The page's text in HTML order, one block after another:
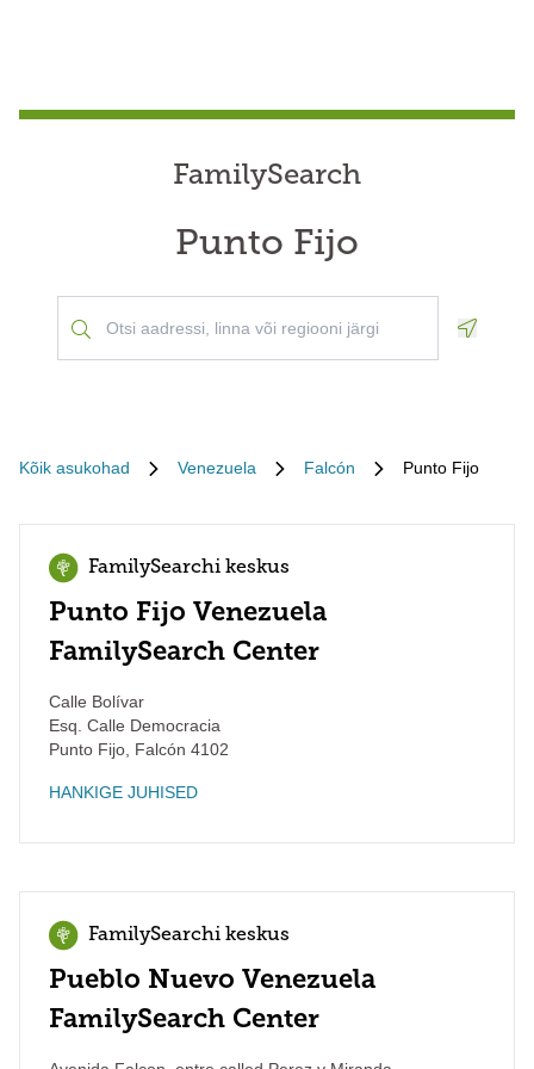
FamilySearch
Punto Fijo
Kõik asukohad Venezuela Falcón Punto Fijo
FamilySearchi keskus
Punto Fijo Venezuela
FamilySearch Center
Calle Bolívar
Esq. Calle Democracia
Punto Fijo Falcón 4102
HANKIGE JUHISED
FamilySearchi keskus
Pueblo Nuevo Venezuela
FamilySearch Center